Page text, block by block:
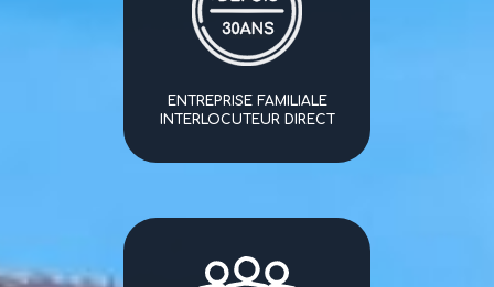
ENTREPRISE FAMILIALE
INTERLOCUTEUR DIRECT